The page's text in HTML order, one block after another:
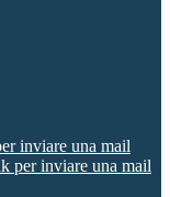
inviare una mail
per inviare una mail